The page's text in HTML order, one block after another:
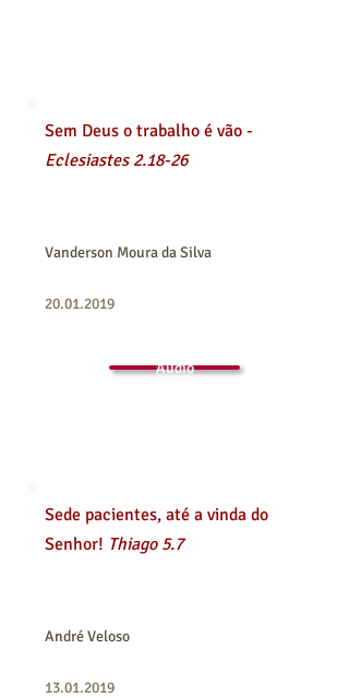
Sem Deus o trabalho é vão -
Eclesiastes 2.18-26
Vanderson Moura da Silva
20.01.2019
Áudio
Sede pacientes, até a vinda do
Senhor! Thiago 5.7
André Veloso
13.01.2019